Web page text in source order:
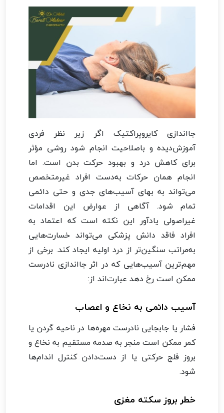
جااندازی کایروپراکتیک اگر زیر نظر فردی
آموزش‌دیده و باصلاحیت انجام شود روشی مؤثر
برای کاهش درد و بهبود حرکت بدن است. اما
انجام همان حرکات به‌دست افراد غیرمتخصص
می‌تواند به بهای آسیب‌های جدی و حتی دائمی
تمام شود. آگاهی از عوارض این اقدامات
غیراصولی یادآور این نکته است که اعتماد به
افراد فاقد دانش پزشکی می‌تواند خسارت‌هایی
به‌مراتب سنگین‌تر از درد اولیه ایجاد کند. برخی از
مهم‌ترین آسیب‌هایی که در اثر جااندازی نادرست
ممکن است رخ دهد عبارت‌اند از:
آسیب دائمی به نخاع و اعصاب
فشار یا جابجایی نادرست مهره‌ها در ناحیه گردن یا
کمر ممکن است منجر به صدمه مستقیم به نخاع و
بروز فلج حرکتی یا از دست‌دادن کنترل اندام‌ها
شود.
خطر بروز سکته مغزی